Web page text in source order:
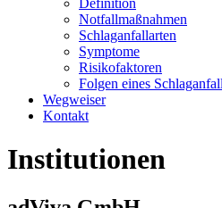
Definition
Notfallmaßnahmen
Schlaganfallarten
Symptome
Risikofaktoren
Folgen eines
Wegweiser
Kontakt
Institutionen